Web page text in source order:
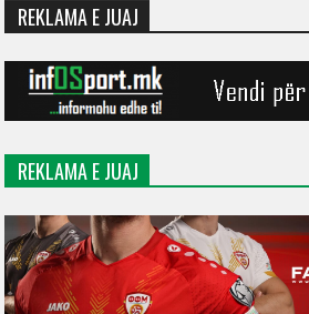
REKLAMA E JUAJ
REKLAMA E JUAJ